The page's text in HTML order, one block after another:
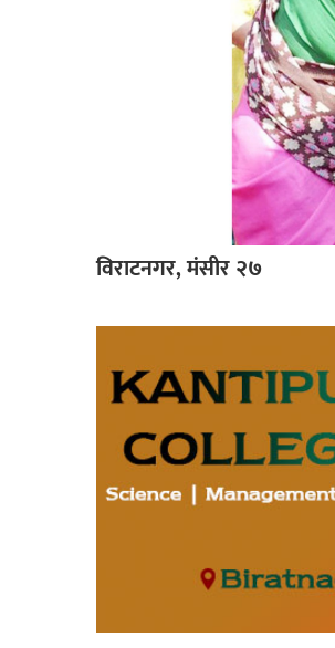
विराटनगर, मंसीर २७